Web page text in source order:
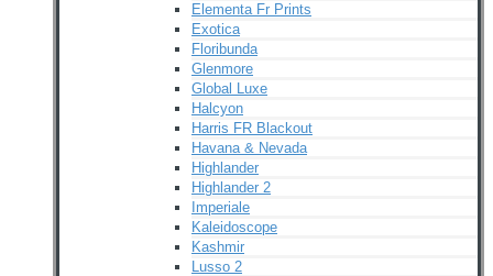
Elementa Fr Prints
Exotica
Floribunda
Glenmore
Global Luxe
Halcyon
Harris FR Blackout
Havana & Nevada
Highlander
Highlander 2
Imperiale
Kaleidoscope
Kashmir
Lusso 2